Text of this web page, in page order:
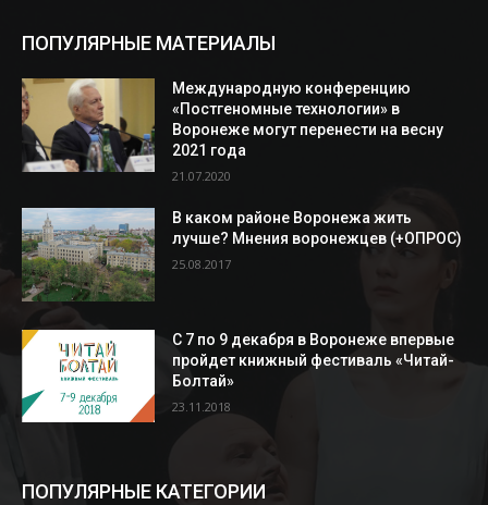
ПОПУЛЯРНЫЕ МАТЕРИАЛЫ
Международную конференцию
«Постгеномные технологии» в
Воронеже могут перенести на весну
2021 года
21.07.2020
В каком районе Воронежа жить
лучше? Мнения воронежцев (+ОПРОС)
25.08.2017
С 7 по 9 декабря в Воронеже впервые
пройдет книжный фестиваль «Читай-
Болтай»
23.11.2018
ПОПУЛЯРНЫЕ КАТЕГОРИИ